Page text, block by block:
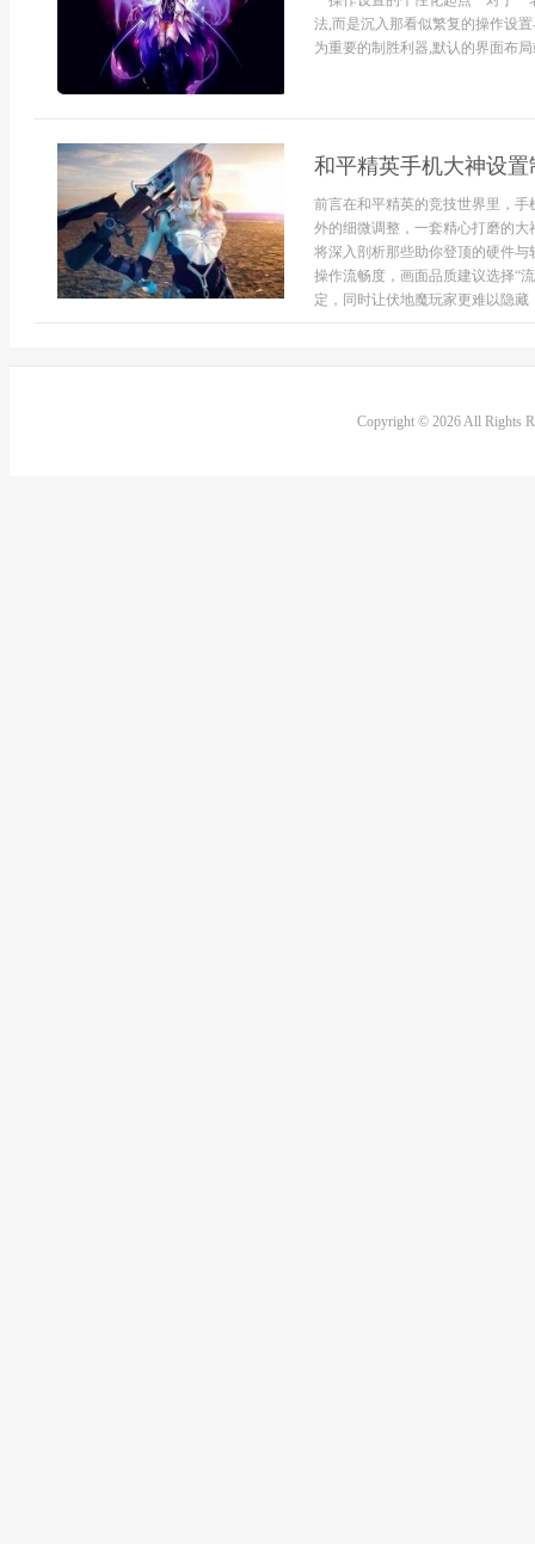
法,而是沉入那看似繁复的操作设
为重要的制胜利器,默认的界面布
和平精英手机大神设
前言在和平精英的竞技世界里，
外的细微调整，一套精心打磨的
将深入剖析那些助你登顶的硬件
操作流畅度，画面品质建议选择“
定，同时让伏地魔玩家更难以隐藏
Copyright © 2026 All Rights